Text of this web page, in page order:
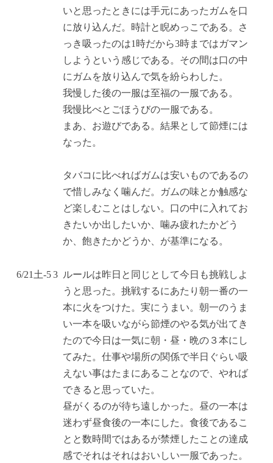
いと思ったときには手元にあったガムを口
に放り込んだ。時計と睨めっこである。さ
っき吸ったのは1時だから3時まではガマン
しようという感じである。その間は口の中
にガムを放り込んで気を紛らわした。
我慢した後の一服は至福の一服である。
我慢比べとごほうびの一服である。
まあ、お遊びである。結果として節煙には
なった。
タバコに比べればガムは安いものであるの
で惜しみなく噛んだ。ガムの味とか触感な
ど楽しむことはしない。口の中に入れてお
きたいか出したいか、噛み疲れたかどう
か、飽きたかどうか、が基準になる。
6/21 土-5 3 ルールは昨日と同じとして今日も挑戦しよ
うと思った。挑戦するにあたり朝一番の一
本に火をつけた。実にうまい。朝一のうま
い一本を吸いながら節煙のやる気が出てき
たので今日は一気に朝・昼・晩の３本にし
てみた。仕事や場所の関係で半日ぐらい吸
えない事はたまにあることなので、やれば
できると思っていた。
昼がくるのが待ち遠しかった。昼の一本は
迷わず昼食後の一本にした。食後であるこ
とと数時間ではあるが禁煙したことの達成
感でそれはそれはおいしい一服であった。